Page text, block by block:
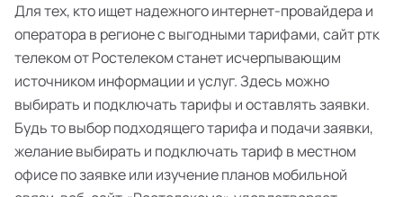
Для тех, кто ищет надежного интернет-провайдера и
оператора в регионе с выгодными тарифами, сайт ртк
телеком от Ростелеком станет исчерпывающим
источником информации и услуг. Здесь можно
выбирать и подключать тарифы и оставлять заявки.
Будь то выбор подходящего тарифа и подачи заявки,
желание выбирать и подключать тариф в местном
офисе по заявке или изучение планов мобильной